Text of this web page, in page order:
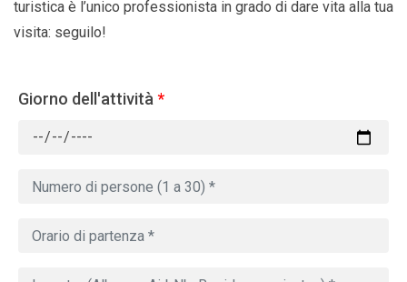
turistica è l’unico professionista in grado di dare vita alla tua
visita: seguilo!
Giorno dell'attività *